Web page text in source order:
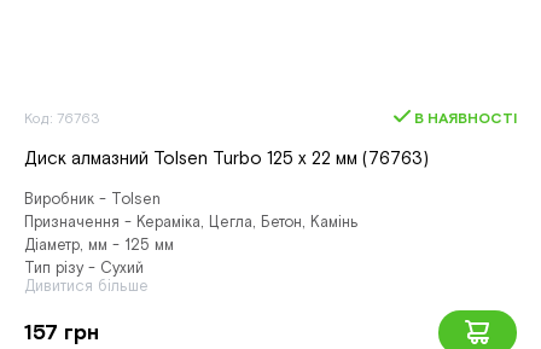
Код: 76763 В НАЯВНОСТІ
Диск алмазний Tolsen Turbo 125 х 22 мм (76763)
Виробник - Tolsen
Призначення - Кераміка, Цегла, Бетон, Камінь
Діаметр, мм - 125 мм
Тип різу - Сухий
Дивитися більше
157 грн